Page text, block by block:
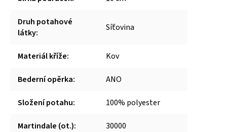
Druh potahové
látky: Síťovina
Materiál kříže: Kov
Bederní opěrka: ANO
Složení potahu: 100% polyester
Martindale (ot.): 30000